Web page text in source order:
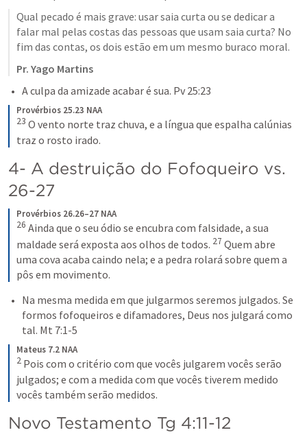
Qual pecado é mais grave: usar saia curta ou se dedicar a
falar mal pelas costas das pessoas que usam saia curta? No
fim das contas, os dois estão em um mesmo buraco moral.
Pr. Yago Martins
A culpa da amizade acabar é sua. Pv 25:23
Provérbios 25.23 NAA
23 O vento norte traz chuva, e a língua que espalha calúnias
traz o rosto irado.
4- A destruição do Fofoqueiro vs.
26-27
Provérbios 26.26–27 NAA
26 Ainda que o seu ódio se encubra com falsidade, a sua
maldade será exposta aos olhos de todos. 27 Quem abre
uma cova acaba caindo nela; e a pedra rolará sobre quem a
pôs em movimento.
Na mesma medida em que julgarmos seremos julgados. Se
formos fofoqueiros e difamadores, Deus nos julgará como
tal. Mt 7:1-5
Mateus 7.2 NAA
2 Pois com o critério com que vocês julgarem vocês serão
julgados; e com a medida com que vocês tiverem medido
vocês também serão medidos.
Novo Testamento Tg 4:11-12